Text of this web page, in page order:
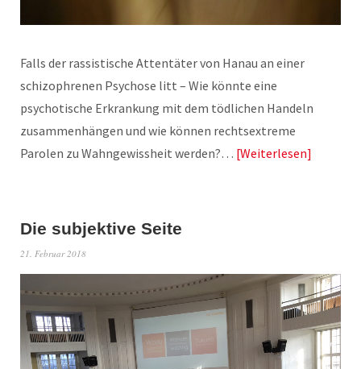
Falls der rassistische Attentäter von Hanau an einer
schizophrenen Psychose litt – Wie könnte eine
psychotische Erkrankung mit dem tödlichen Handeln
zusammenhängen und wie können rechtsextreme
Parolen zu Wahngewissheit werden?… Weiterlesen
Die subjektive Seite
21. Februar 2018